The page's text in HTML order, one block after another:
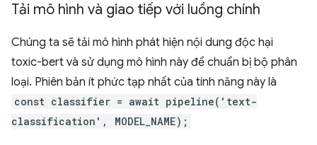
Tải mô hình và giao tiếp với luồng chính
Chúng ta sẽ tải mô hình phát hiện nội dung độc hại
toxic-bert và sử dụng mô hình này để chuẩn bị bộ phân
loại. Phiên bản ít phức tạp nhất của tính năng này là
const classifier = await pipeline('text-
classification', MODEL_NAME);